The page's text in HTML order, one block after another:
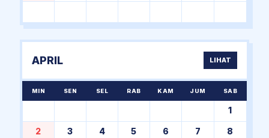
APRIL LIHAT
MIN SEN SEL RAB KAM JUM SAB
1
2 3 4 5 6 7 8